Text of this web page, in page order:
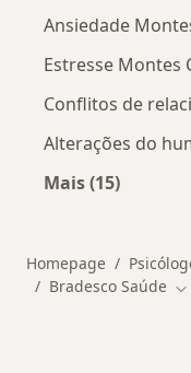
Ansiedade
Estresse Montes
Conflitos de
Alterações do
Mais (15)
Homepage
Bradesco Saúde